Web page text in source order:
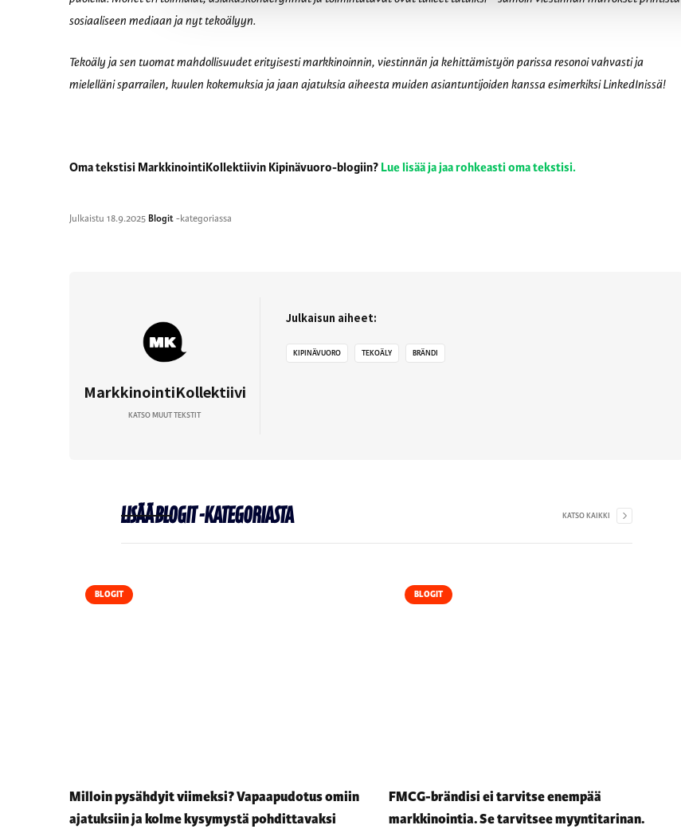
sosiaaliseen mediaan ja nyt tekoälyyn.
Tekoäly ja sen tuomat mahdollisuudet erityisesti markkinoinnin, viestinnän ja kehittämistyön parissa resonoi vahvasti ja
mielelläni sparrailen, kuulen kokemuksia ja jaan ajatuksia aiheesta muiden asiantuntijoiden kanssa esimerkiksi LinkedInissä!
Oma tekstisi MarkkinointiKollektiivin Kipinävuoro-blogiin?Lue lisää ja jaa rohkeasti oma tekstisi.
Julkaistu 18.9.2025 Blogit-kategoriassa
MarkkinointiKollektiivi
KATSO MUUT TEKSTIT
Julkaisun aiheet:
KIPINÄVUORO TEKOÄLY BRÄNDI
LisääBlogit-kategoriasta KATSO KAIKKI
BLOGIT
Milloin pysähdyit viimeksi? Vapaapudotus omiin
ajatuksiin ja kolme kysymystä pohdittavaksi
BLOGIT
FMCG-brändisi ei tarvitse enempää
markkinointia. Se tarvitsee myyntitarinan.